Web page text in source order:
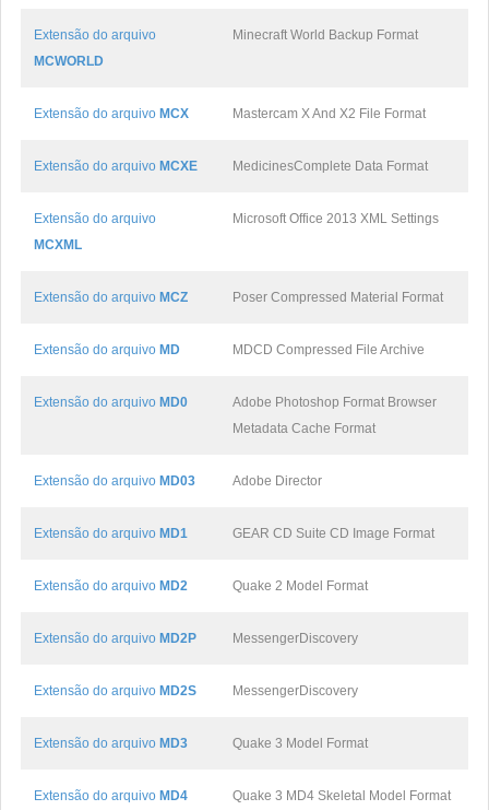
Extensão do arquivo
MCWORLD
Minecraft World Backup Format
Extensão do arquivo MCX Mastercam X And X2 File Format
Extensão do arquivo MCXE MedicinesComplete Data Format
Extensão do arquivo
MCXML
Microsoft Office 2013 XML Settings
Extensão do arquivo MCZ Poser Compressed Material Format
Extensão do arquivo MD MDCD Compressed File Archive
Extensão do arquivo MD0
Adobe Photoshop Format Browser
Metadata Cache Format
Extensão do arquivo MD03 Adobe Director
Extensão do arquivo MD1 GEAR CD Suite CD Image Format
Extensão do arquivo MD2 Quake 2 Model Format
Extensão do arquivo MD2P MessengerDiscovery
Extensão do arquivo MD2S MessengerDiscovery
Extensão do arquivo MD3 Quake 3 Model Format
Extensão do arquivo MD4 Quake 3 MD4 Skeletal Model Format